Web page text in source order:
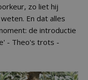
zo liet hij
En dat alles
de introductie
- Theo's trots -